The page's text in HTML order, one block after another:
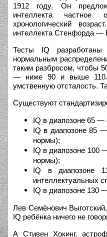
1912 году. Он
интеллекта частное
хронологический
интеллекта Стенфорда —
Тесты IQ разработаны
нормальным
таким разбросом, чтобы
— ниже 90 и выше 110.
умственную отсталость.
Cуществуют
IQ в диапозоне 65 —
IQ в диапозоне 85
нормы);
IQ в диапозоне 100
нормы);
IQ в диапозоне
интеллектуальных
IQ в диапозоне 130
Лев Семёнович
IQ ребёнка ничего не
А Стивен Хокинг,